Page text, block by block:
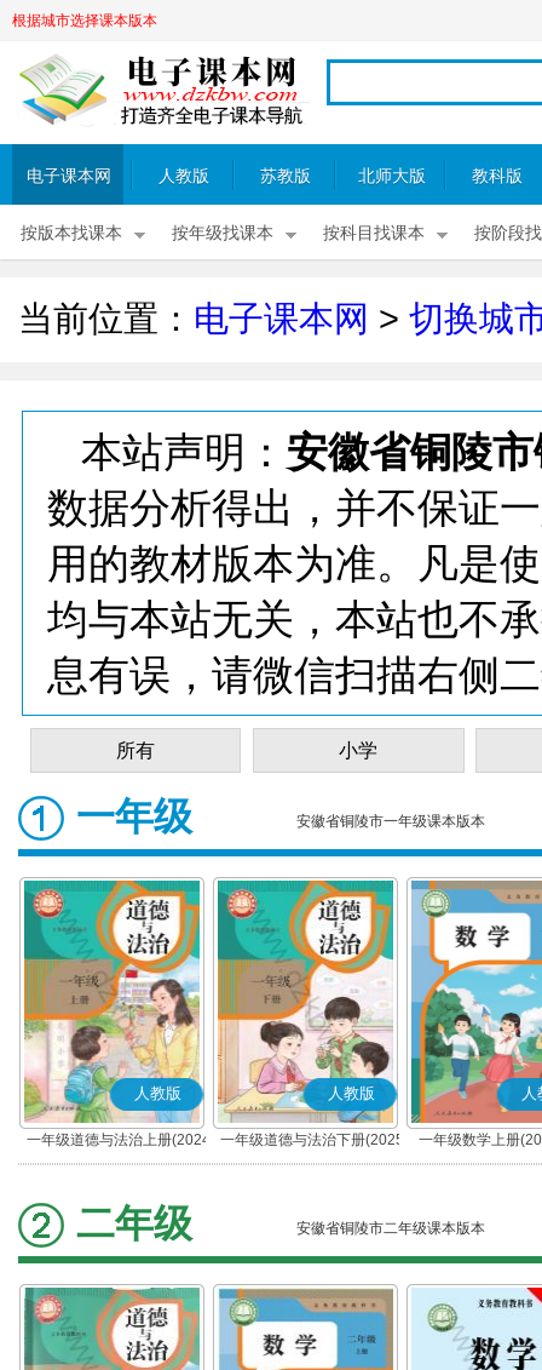
根据城市选择课本版本
电子课本网 人教版 苏教版 北师大版 教科版
按版本找课本 按年级找课本 按科目找课本 按阶段
当前位置： 电子课本网 > 切换城
本站声明： 安徽省铜陵
数据分析得出，并不保证
用的教材版本为准。凡是
均与本站无关，本站也不
息有误，请微信扫描右侧
所有 小学
一年级 安徽省铜陵市一年级课本版本
人教版
一年级道德与法治上册(2024
秋版)(部编版)
人教版
一年级道德与法治下册(2025
春版)(部编版)
人
一年级数学上册
二年级 安徽省铜陵市二年级课本版本